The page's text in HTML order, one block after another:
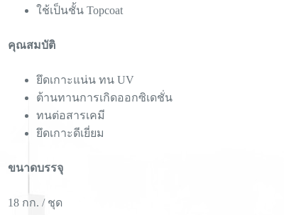
ใช้เป็นชั้น Topcoat
คุณสมบัติ
ยึดเกาะแน่น ทน UV
ต้านทานการเกิดออกซิเดชั่น
ทนต่อสารเคมี
ยึดเกาะดีเยี่ยม
ขนาดบรรจุ
18 กก. / ชุด